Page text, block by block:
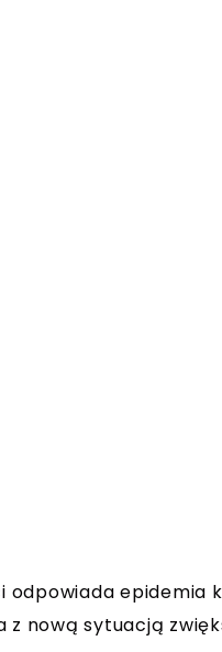
epidemia
nową sytuacją